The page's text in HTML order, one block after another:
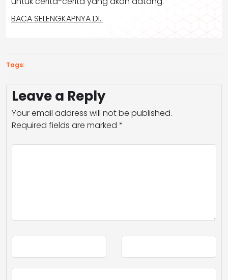
BACA SELENGKAPNYA DI..
Tags:
Leave a Reply
Your email address will not be published.
Required fields are marked *